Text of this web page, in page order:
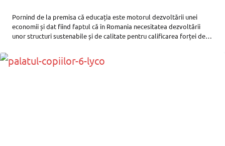
Pornind de la premisa că educația este motorul dezvoltării unei
economii și dat fiind faptul că în Romania necesitatea dezvoltării
unor structuri sustenabile și de calitate pentru calificarea forței de